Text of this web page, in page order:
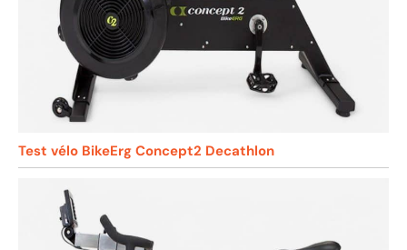
Test vélo BikeErg Concept2 Decathlon